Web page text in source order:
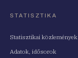
STATISZTIKA
Statisztikai közlemények
Adatok, idősorok